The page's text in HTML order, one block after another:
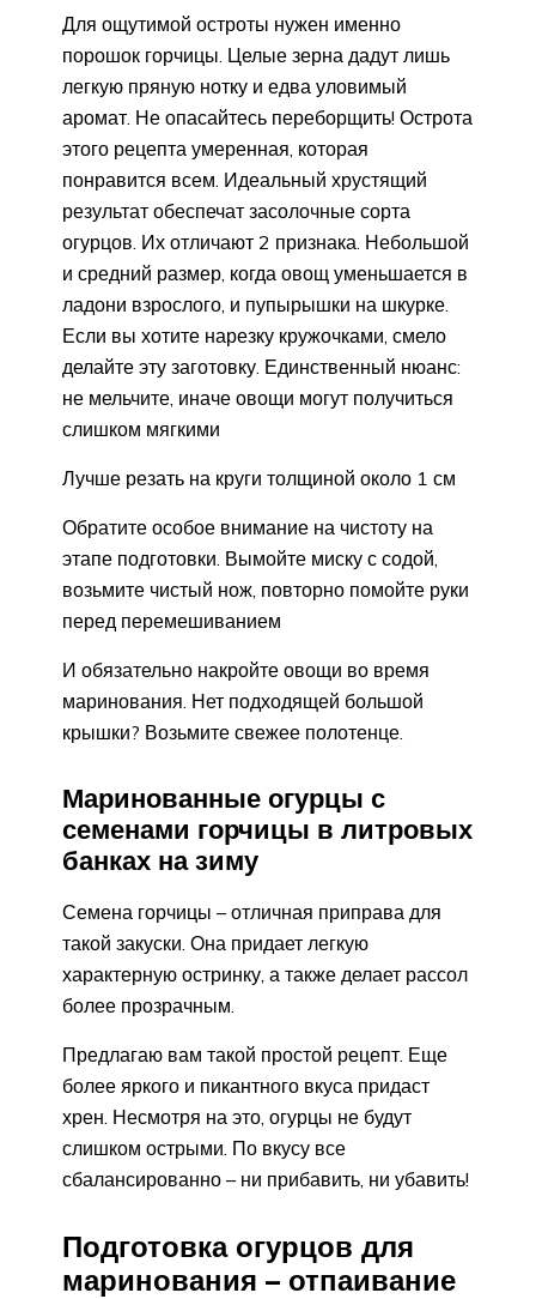
Для ощутимой остроты нужен именно
порошок горчицы. Целые зерна дадут лишь
легкую пряную нотку и едва уловимый
аромат. Не опасайтесь переборщить! Острота
этого рецепта умеренная, которая
понравится всем. Идеальный хрустящий
результат обеспечат засолочные сорта
огурцов. Их отличают 2 признака. Небольшой
и средний размер, когда овощ уменьшается в
ладони взрослого, и пупырышки на шкурке.
Если вы хотите нарезку кружочками, смело
делайте эту заготовку. Единственный нюанс:
не мельчите, иначе овощи могут получиться
слишком мягкими
Лучше резать на круги толщиной около 1 см
Обратите особое внимание на чистоту на
этапе подготовки. Вымойте миску с содой,
возьмите чистый нож, повторно помойте руки
перед перемешиванием
И обязательно накройте овощи во время
маринования. Нет подходящей большой
крышки? Возьмите свежее полотенце.
Маринованные огурцы с
семенами горчицы в литровых
банках на зиму
Семена горчицы – отличная приправа для
такой закуски. Она придает легкую
характерную остринку, а также делает рассол
более прозрачным.
Предлагаю вам такой простой рецепт. Еще
более яркого и пикантного вкуса придаст
хрен. Несмотря на это, огурцы не будут
слишком острыми. По вкусу все
сбалансированно – ни прибавить, ни убавить!
Подготовка огурцов для
маринования – отпаивание